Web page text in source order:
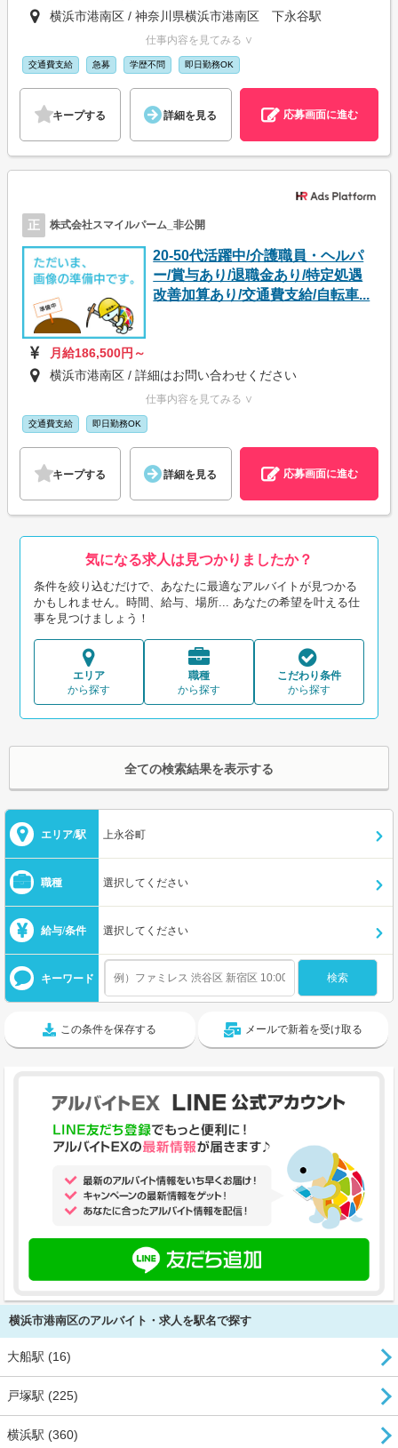
横浜市港南区 / 神奈川県横浜市港南区 下永谷駅
仕事内容を見てみる ∨
交通費支給 急募 学歴不問 即日勤務OK
キープする 詳細を見る 応募画面に進む
正 株式会社スマイルパーム_非公開
20-50代活躍中/介護職員・ヘルパ
ー/賞与あり/退職金あり/特定処遇
改善加算あり/交通費支給/自転車...
月給186,500円～
横浜市港南区 / 詳細はお問い合わせください
仕事内容を見てみる ∨
交通費支給 即日勤務OK
キープする 詳細を見る 応募画面に進む
気になる求人は見つかりましたか？
条件を絞り込むだけで、あなたに最適なアルバイトが見つかる
かもしれません。時間、給与、場所... あなたの希望を叶える仕
事を見つけましょう！
エリア
から探す
職種
から探す
こだわり条件
から探す
全ての検索結果を表示する
エリア/駅 上永谷町
職種 選択してください
給与/条件 選択してください
キーワード
この条件を保存する メールで新着を受け取る
横浜市港南区のアルバイト・求人を駅名で探す
大船駅 (16)
戸塚駅 (225)
横浜駅 (360)